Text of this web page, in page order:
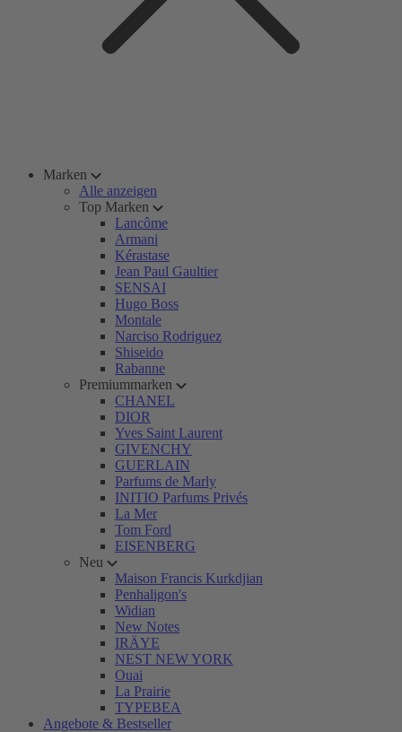
Marken
Alle anzeigen
Top Marken
Lancôme
Armani
Kérastase
Jean Paul Gaultier
SENSAI
Hugo Boss
Montale
Narciso Rodriguez
Shiseido
Rabanne
Premiummarken
CHANEL
DIOR
Yves Saint Laurent
GIVENCHY
GUERLAIN
Parfums de Marly
INITIO Parfums Privés
La Mer
Tom Ford
EISENBERG
Neu
Maison Francis Kurkdjian
Penhaligon's
Widian
New Notes
IRÄYE
NEST NEW YORK
Ouai
La Prairie
TYPEBEA
Angebote & Bestseller